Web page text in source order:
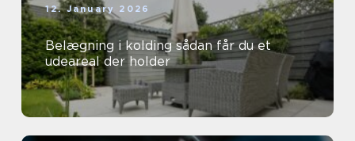
12. January 2026
Belægning i kolding sådan får du et
udeareal der holder